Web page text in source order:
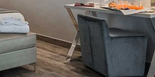
della camera.